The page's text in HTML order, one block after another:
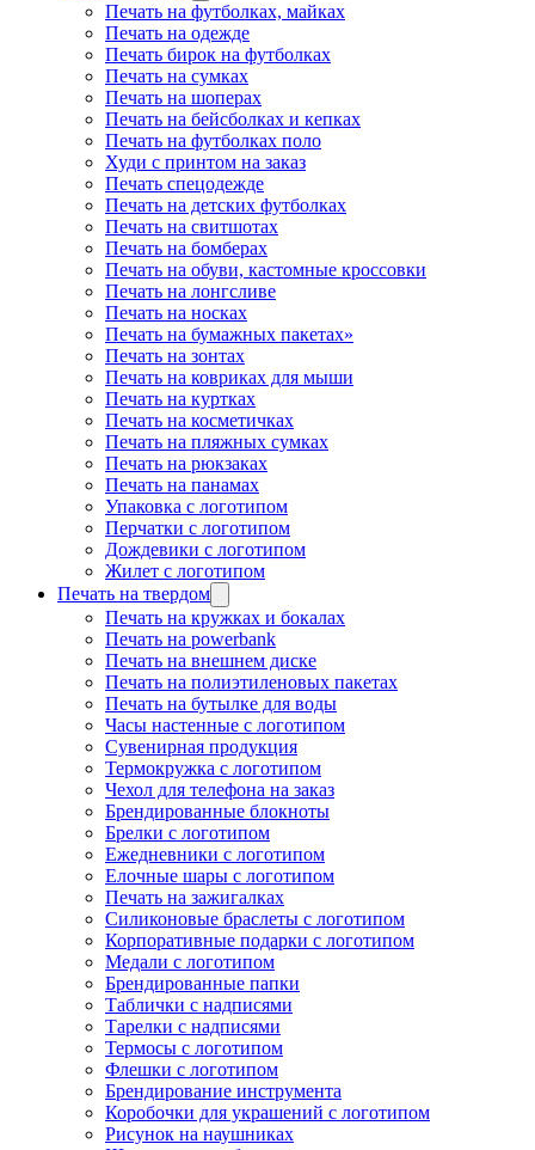
Печать на футболках, майках
Печать на одежде
Печать бирок на футболках
Печать на сумках
Печать на шоперах
Печать на бейсболках и кепках
Печать на футболках поло
Худи с принтом на заказ
Печать спецодежде
Печать на детских футболках
Печать на свитшотах
Печать на бомберах
Печать на обуви, кастомные кроссовки
Печать на лонгсливе
Печать на носках
Печать на бумажных пакетах»
Печать на зонтах
Печать на ковриках для мыши
Печать на куртках
Печать на косметичках
Печать на пляжных сумках
Печать на рюкзаках
Печать на панамах
Упаковка с логотипом
Перчатки с логотипом
Дождевики с логотипом
Жилет с логотипом
Печать на твердом
Печать на кружках и бокалах
Печать на powerbank
Печать на внешнем диске
Печать на полиэтиленовых пакетах
Печать на бутылке для воды
Часы настенные с логотипом
Сувенирная продукция
Термокружка с логотипом
Чехол для телефона на заказ
Брендированные блокноты
Брелки с логотипом
Ежедневники с логотипом
Елочные шары с логотипом
Печать на зажигалках
Силиконовые браслеты с логотипом
Корпоративные подарки с логотипом
Медали с логотипом
Брендированные папки
Таблички с надписями
Тарелки с надписями
Термосы с логотипом
Флешки с логотипом
Брендирование инструмента
Коробочки для украшений с логотипом
Рисунок на наушниках